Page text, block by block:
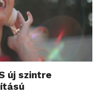
új szintre